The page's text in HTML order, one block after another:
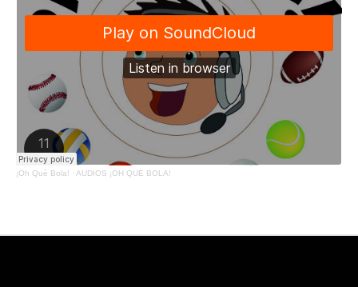
¡Oh Qué Bola! · AUDIOS ¡OH QUÉ BOLA!